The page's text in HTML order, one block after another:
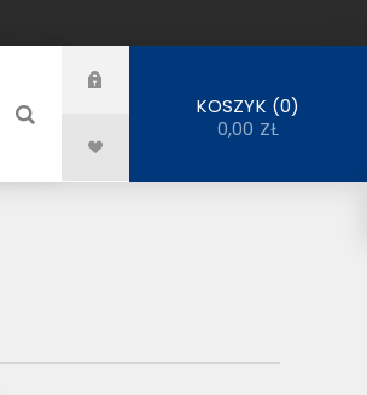
KOSZYK 0
0,00 ZŁ